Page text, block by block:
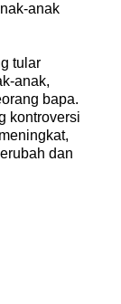
anak
tular
anak,
bapa.
kontroversi
dan